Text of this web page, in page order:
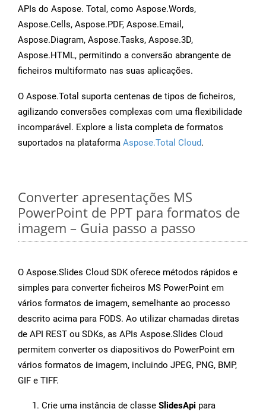
APIs do Aspose. Total, como Aspose.Words,
Aspose.Cells, Aspose.PDF, Aspose.Email,
Aspose.Diagram, Aspose.Tasks, Aspose.3D,
Aspose.HTML, permitindo a conversão abrangente de
ficheiros multiformato nas suas aplicações.
O Aspose.Total suporta centenas de tipos de ficheiros,
agilizando conversões complexas com uma flexibilidade
incomparável. Explore a lista completa de formatos
suportados na plataforma Aspose.Total Cloud.
Converter apresentações MS
PowerPoint de PPT para formatos de
imagem – Guia passo a passo
O Aspose.Slides Cloud SDK oferece métodos rápidos e
simples para converter ficheiros MS PowerPoint em
vários formatos de imagem, semelhante ao processo
descrito acima para FODS. Ao utilizar chamadas diretas
de API REST ou SDKs, as APIs Aspose.Slides Cloud
permitem converter os diapositivos do PowerPoint em
vários formatos de imagem, incluindo JPEG, PNG, BMP,
GIF e TIFF.
Crie uma instância de classe SlidesApi para